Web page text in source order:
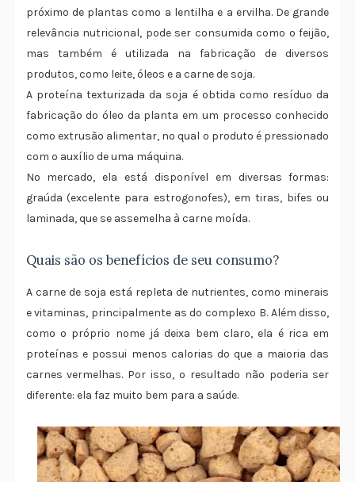
próximo de plantas como a lentilha e a ervilha. De grande
relevância nutricional, pode ser consumida como o feijão,
mas também é utilizada na fabricação de diversos
produtos, como leite, óleos e a carne de soja.
A proteína texturizada da soja é obtida como resíduo da
fabricação do óleo da planta em um processo conhecido
como extrusão alimentar, no qual o produto é pressionado
com o auxílio de uma máquina.
No mercado, ela está disponível em diversas formas:
graúda (excelente para estrogonofes), em tiras, bifes ou
laminada, que se assemelha à carne moída.
Quais são os benefícios de seu consumo?
A carne de soja está repleta de nutrientes, como minerais
e vitaminas, principalmente as do complexo B. Além disso,
como o próprio nome já deixa bem claro, ela é rica em
proteínas e possui menos calorias do que a maioria das
carnes vermelhas. Por isso, o resultado não poderia ser
diferente: ela faz muito bem para a saúde.